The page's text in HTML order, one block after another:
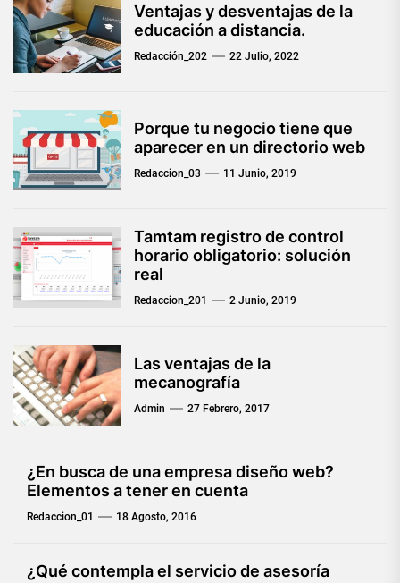
Ventajas y desventajas de la
educación a distancia.
Redacción_202 22 Julio, 2022
Porque tu negocio tiene que
aparecer en un directorio web
Redaccion_03 11 Junio, 2019
Tamtam registro de control
horario obligatorio: solución
real
Redaccion_201 2 Junio, 2019
Las ventajas de la
mecanografía
Admin 27 Febrero, 2017
¿En busca de una empresa diseño web?
Elementos a tener en cuenta
Redaccion_01 18 Agosto, 2016
¿Qué contempla el servicio de asesoría